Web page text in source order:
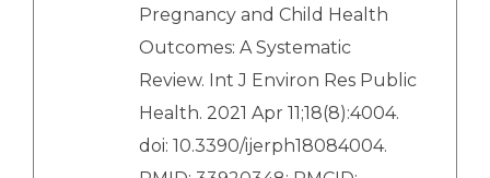
Pregnancy and Child Health
Outcomes: A Systematic
Review. Int J Environ Res Public
Health. 2021 Apr 11;18(8):4004.
doi: 10.3390/ijerph18084004.